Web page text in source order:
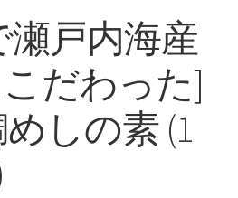
瀬戸内海産
だわった]
しの素 (1